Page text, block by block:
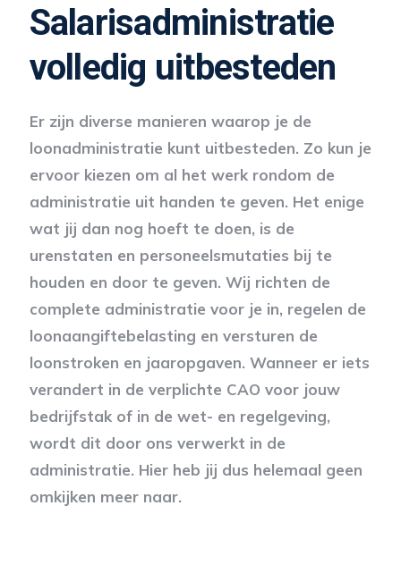
Salarisadministratie
volledig uitbesteden
Er zijn diverse manieren waarop je de
loonadministratie kunt uitbesteden. Zo kun je
ervoor kiezen om al het werk rondom de
administratie uit handen te geven. Het enige
wat jij dan nog hoeft te doen, is de
urenstaten en personeelsmutaties bij te
houden en door te geven. Wij richten de
complete administratie voor je in, regelen de
loonaangiftebelasting en versturen de
loonstroken en jaaropgaven. Wanneer er iets
verandert in de verplichte CAO voor jouw
bedrijfstak of in de wet- en regelgeving,
wordt dit door ons verwerkt in de
administratie. Hier heb jij dus helemaal geen
omkijken meer naar.